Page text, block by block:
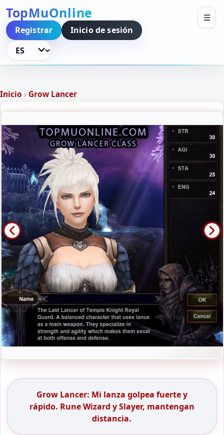
TopMuOnline
☰
Registrar
Inicio de sesión
Idioma
Inicio › Grow Lancer
Grow Lancer: Mi lanza golpea fuerte y
rápido. Rune Wizard y Slayer, mantengan
distancia.